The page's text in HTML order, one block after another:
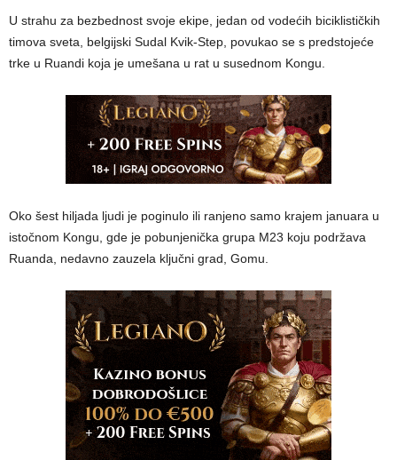
U strahu za bezbednost svoje ekipe, jedan od vodećih biciklističkih
timova sveta, belgijski Sudal Kvik-Step, povukao se s predstojeće
trke u Ruandi koja je umešana u rat u susednom Kongu.
Oko šest hiljada ljudi je poginulo ili ranjeno samo krajem januara u
istočnom Kongu, gde je pobunjenička grupa M23 koju podržava
Ruanda, nedavno zauzela ključni grad, Gomu.